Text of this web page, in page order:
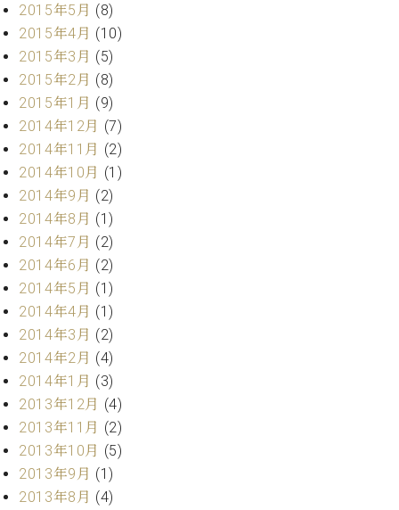
2015年5月 (8)
2015年4月 (10)
2015年3月 (5)
2015年2月 (8)
2015年1月 (9)
2014年12月 (7)
2014年11月 (2)
2014年10月 (1)
2014年9月 (2)
2014年8月 (1)
2014年7月 (2)
2014年6月 (2)
2014年5月 (1)
2014年4月 (1)
2014年3月 (2)
2014年2月 (4)
2014年1月 (3)
2013年12月 (4)
2013年11月 (2)
2013年10月 (5)
2013年9月 (1)
2013年8月 (4)